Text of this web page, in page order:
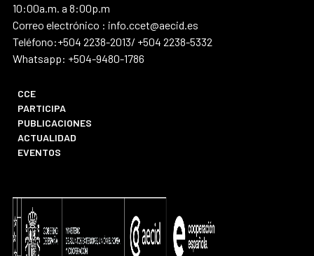
10:00a.m. a 8:00p.m
Correo electrónico : info.ccet@aecid.es
Teléfono:+504 2238-2013/ +504 2238-5332
Whatsapp: +504-9480-1786
CCE
PARTICIPA
PUBLICACIONES
ACTUALIDAD
EVENTOS